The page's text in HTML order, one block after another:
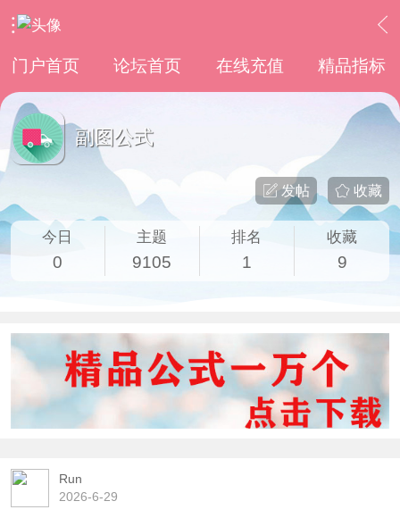
门户首页 论坛首页 在线充值 精品指标
副图公式
收藏
发帖
今日
0
主题
9105
排名
1
收藏
9
Run
2026-6-29